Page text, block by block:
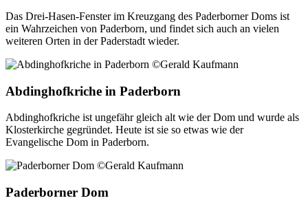
Das Drei-Hasen-Fenster im Kreuzgang des Paderborner Doms ist
ein Wahrzeichen von Paderborn, und findet sich auch an vielen
weiteren Orten in der Paderstadt wieder.
Abdinghofkriche in Paderborn
Abdinghofkriche ist ungefähr gleich alt wie der Dom und wurde als
Klosterkirche gegründet. Heute ist sie so etwas wie der
Evangelische Dom in Paderborn.
Paderborner Dom